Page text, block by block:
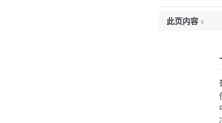
此页内容
1. 电化学葡萄
2. 光学葡萄糖
3. 酶生物传感器